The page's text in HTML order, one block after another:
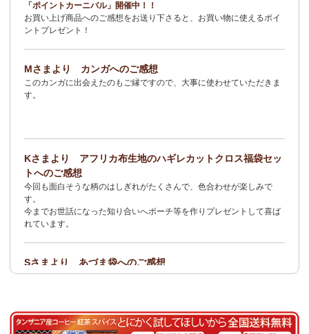
2/3： キテンゲ本革 名刺ケース～キテンゲ◇ハイクオリティ◇で
仕立てた新作登場！『ニッポンの技×アフリカの色』
2/3： オトナの多機能リュック～キテンゲ本革仕立て
ハイクオリティ◇で仕立てた新作登場！『ニッポンの技×アフリカ
の色』
1/19イージーパンツ～美脚ゆるやかブーツカットデザイン～
ンゲ◇ハイクオリティ◇で仕立てた新作登場！『ニッポンの技×ア
フリカの色』
1/19：エコバッグ≪2サイズ展開≫
名ごとに2つのカテゴリーでご紹介します
→ 作家名 A―L
→ 作家名 M―Z
名ごとに2つのカテゴリーでご紹介します
→ 作家名 A―L
→ 作家名 M―Z
「ポイントカーニバル」開催中！！
お買い上げ商品へのご感想をお送り下さると、お買い物に使えるポイ
ントプレゼント！
Mさまより カンガへのご感想
このカンガに出会えたのもご縁ですので、大事に使わせていただきま
す。
Kさまより アフリカ布生地のハギレカットクロス福袋セッ
トへのご感想
今回も面白そうな柄のはしぎれがたくさんで、色合わせが楽しみで
す。
今までお世話になった知り合いへポーチ等を作りプレゼントして喜ば
れています。
Sさまより あづま袋へのご感想
とても可愛く、着こなしのアクセントになります。軽くて丈夫なので
Nさまより 乳香フランキンセンスへのご感想